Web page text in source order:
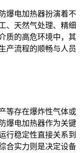
爆电加热器扮演着不
、天然气处理、精细
质的高危环境中，其
产流程的顺畅与人员
等存在爆炸性气体或
爆电加热器作为关键
行稳定性直接关系到
合实力则是决定设备